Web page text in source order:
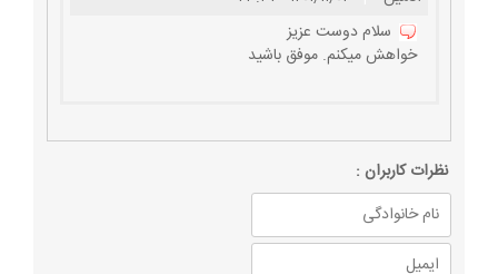
سلام دوست عزیز
خواهش میکنم. موفق باشید
نظرات كاربران :